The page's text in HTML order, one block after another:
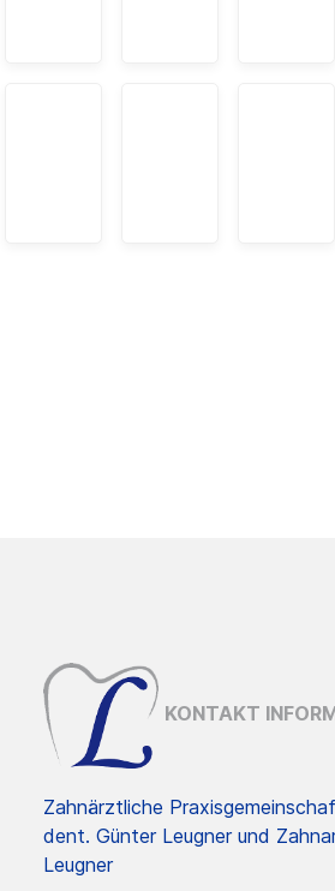
KONTAKT
Zahnärztliche
dent. Günter Leugner und
Leugner